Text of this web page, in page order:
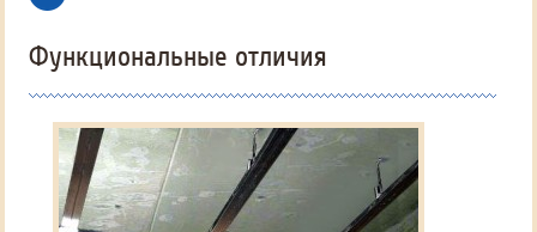
Функциональные отличия